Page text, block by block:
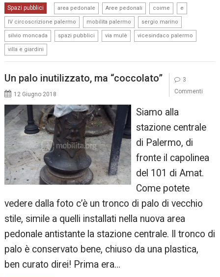
Spazi pubblici area pedonale Aree pedonali coime e
IV circoscrizione palermo mobilita palermo sergio marino
silvio moncada spazi pubblici via mulè vicesindaco palermo
villa e giardini
Un palo inutilizzato, ma “coccolato”
12 Giugno 2018
Siamo alla
stazione centrale
di Palermo, di
fronte il capolinea
del 101 di Amat.
Come potete
vedere dalla foto c’è un tronco di palo di vecchio
stile, simile a quelli installati nella nuova area
pedonale antistante la stazione centrale. Il tronco di
palo è conservato bene, chiuso da una plastica,
ben curato direi! Prima era…
3
Commenti